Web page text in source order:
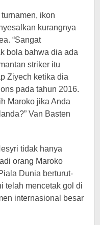
ikon
kurangnya
“Sangat
bola bahwa dia ada
striker itu
Ziyech ketika dia
pada tahun 2016.
Maroko jika Anda
Van Basten
tidak hanya
orang Maroko
Dunia berturut-
telah mencetak gol di
internasional besar